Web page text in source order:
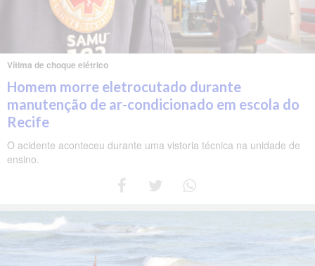
Vítima de choque elétrico
Homem morre eletrocutado durante
manutenção de ar-condicionado em escola do
Recife
O acidente aconteceu durante uma vistoria técnica na unidade de
ensino.